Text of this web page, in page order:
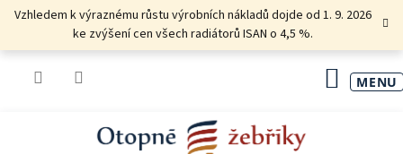
PřejítVzhledem k výraznému růstu výrobních nákladů dojde od 1. 9. 2026
ke zvýšení cen všech radiátorů ISAN o 4,5 %.